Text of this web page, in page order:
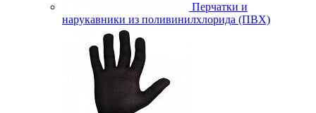
Перчатки и
нарукавники из поливинилхлорида (ПВХ)